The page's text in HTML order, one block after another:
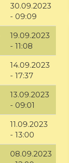
30.09.2023
- 09:09
19.09.2023
- 11:08
14.09.2023
- 17:37
13.09.2023
- 09:01
11.09.2023
- 13:00
08.09.2023